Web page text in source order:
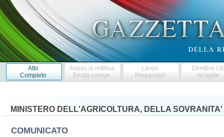
Atto
Completo
Avviso di rettifica
Errata corrige
Lavori
Preparatori
Direttive
recepite
MINISTERO DELL'AGRICOLTURA, DELLA
COMUNICATO